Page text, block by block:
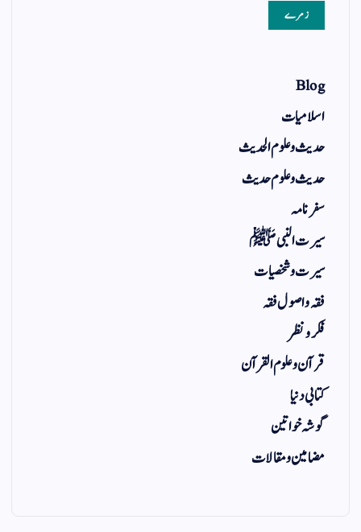
زمرے
Blog
اسلامیات
حدیث و علوم الحدیث
حدیث و علوم حدیث
سفر نامہ
سیرت النبی ﷺ
سیرت و شخصیات
فقہ و اصول فقہ
فکر و نظر
قرآن و علوم القرآن
کتابی دنیا
گوشہ خواتین
مضامین و مقالات